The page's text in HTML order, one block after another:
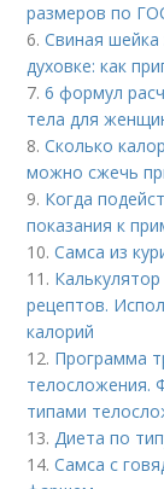
размеров по
6.Свиная шейка
духовке: как
7.6 формул
тела для
8.Сколько
можно сжечь
9. Когда
показания к
10.Самса из
11.
рецептов.
калорий
12. Программа
телосложения.
типами
13.Диета по
14.Самса с